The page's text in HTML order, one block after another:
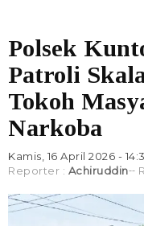
Polsek
Patroli
Tokoh
Narkoba
Kamis, 16 April 2026 -
Reporter : Achiruddin